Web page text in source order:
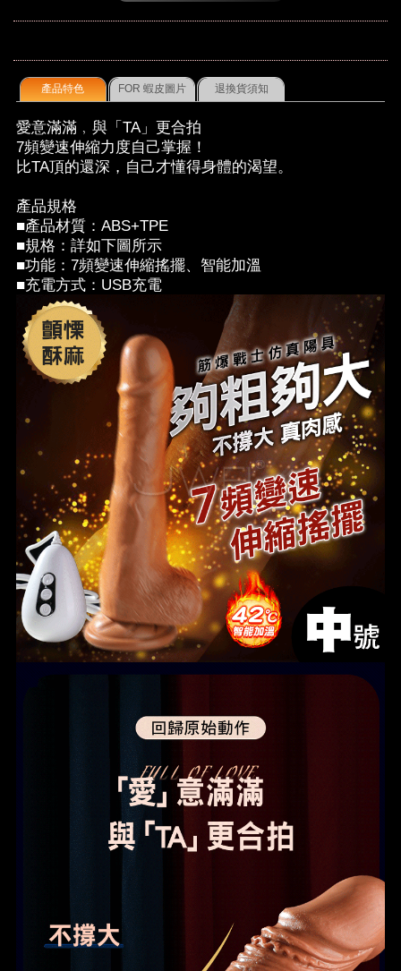
產品特色 FOR 蝦皮圖片 退換貨須知
愛意滿滿﹐與「TA」更合拍
7頻變速伸縮力度自己掌握！
比TA頂的還深，自己才懂得身體的渴望。
產品規格
■產品材質：ABS+TPE
■規格：詳如下圖所示
■功能：7頻變速伸縮搖擺、智能加溫
■充電方式：USB充電